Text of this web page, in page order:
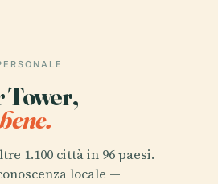
1.100 città in 96 paesi.
locale —